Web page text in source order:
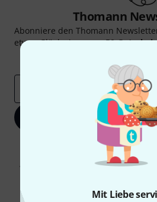
Mit Liebe
Thomann
Abonniere den Thomann
etwas Glück einen von50
Jetzt
Mit Klick auf „Jetzt anmelden“ stimmen
Werbung und einer Messung des E-
Abmeldung ist jederzeit möglich. Weitere
* Pflichtfeld